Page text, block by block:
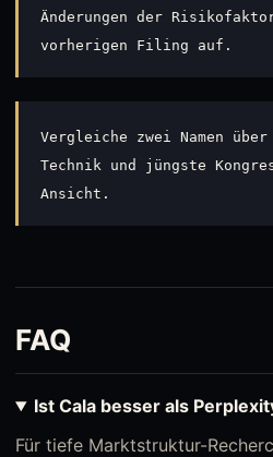
Änderungen der
vorherigen Filing auf.
Vergleiche zwei Namen über
Technik und jüngste
Ansicht.
FAQ
Ist Cala besser als
Für tiefe Marktstruktur-